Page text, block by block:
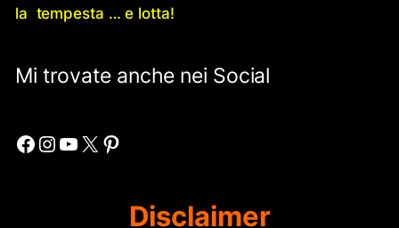
la tempesta … e lotta!
Mi trovate anche nei Social
Facebook Instagram YouTube X Pinterest
Disclaimer